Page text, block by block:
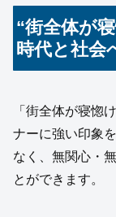
“街全体が
時代と社会
「街全体が寝惚
ナーに強い印象
なく、無関心・
とができます。